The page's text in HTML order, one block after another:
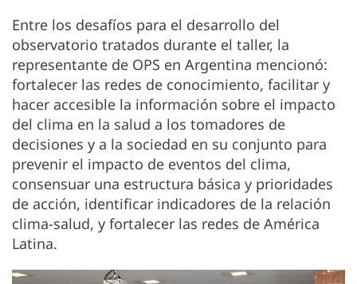
Entre los desafíos para el desarrollo del
observatorio tratados durante el taller, la
representante de OPS en Argentina mencionó:
fortalecer las redes de conocimiento, facilitar y
hacer accesible la información sobre el impacto
del clima en la salud a los tomadores de
decisiones y a la sociedad en su conjunto para
prevenir el impacto de eventos del clima,
consensuar una estructura básica y prioridades
de acción, identificar indicadores de la relación
clima-salud, y fortalecer las redes de América
Latina.